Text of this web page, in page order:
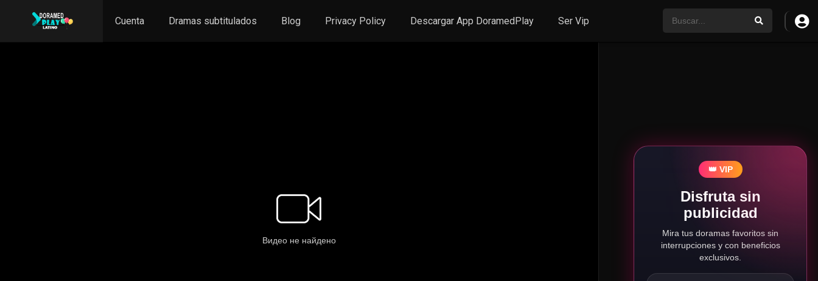
Cuenta Dramas subtitulados Blog Privacy Policy Descargar App DoramedPlay Ser Vip
👑 VIP
Disfruta sin
publicidad
Mira tus doramas favoritos sin
interrupciones y con beneficios
exclusivos.